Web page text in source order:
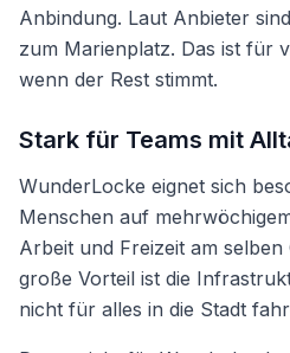
Anbindung. Laut Anbieter
zum Marienplatz. Das ist für
wenn der Rest stimmt.
Stark für Teams mit
WunderLocke eignet sich
Menschen auf
Arbeit und Freizeit am
große Vorteil ist die
nicht für alles in die Stadt